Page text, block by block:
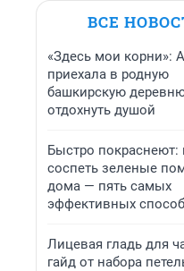
ВСЕ
«Здесь мои корни»:
приехала в родную
башкирскую
отдохнуть душой
Быстро покраснеют:
соспеть зеленые
дома — пять самых
эффективных
Лицевая гладь для
гайд от набора